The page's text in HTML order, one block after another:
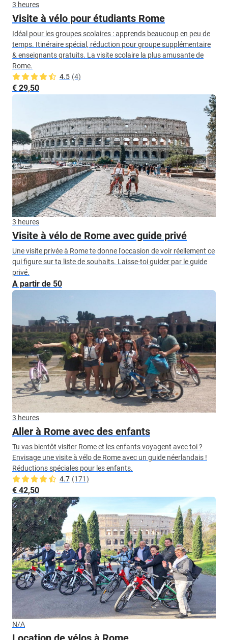
3 heures
Visite à vélo pour étudiants Rome
Idéal pour les groupes scolaires : apprends beaucoup en peu de
temps. Itinéraire spécial, réduction pour groupe supplémentaire
& enseignants gratuits. La visite scolaire la plus amusante de
Rome.
4.5 (4)
€ 29,50
3 heures
Visite à vélo de Rome avec guide privé
Une visite privée à Rome te donne l'occasion de voir réellement ce
qui figure sur ta liste de souhaits. Laisse-toi guider par le guide
privé.
A partir de 50
3 heures
Aller à Rome avec des enfants
Tu vas bientôt visiter Rome et les enfants voyagent avec toi ?
Envisage une visite à vélo de Rome avec un guide néerlandais !
Réductions spéciales pour les enfants.
4.7 (171)
€ 42,50
N/A